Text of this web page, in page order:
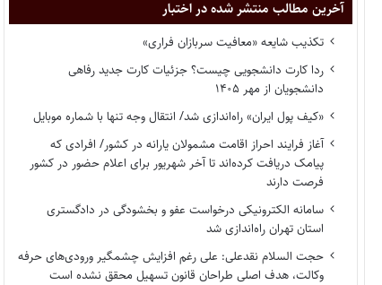
آخرین مطالب منتشر شده در اختبار
تکذیب شایعه «معافیت سربازان فراری»
ردا کارت دانشجویی چیست؟ جزئیات کارت جدید رفاهی
دانشجویان از مهر ۱۴۰۵
«کیف پول ایران» راه‌اندازی شد/ انتقال وجه تنها با شماره موبایل
آغاز فرایند احراز اقامت مشمولان یارانه در کشور/ افرادی که
پیامک دریافت کرده‌اند تا آخر شهریور برای اعلام حضور در کشور
فرصت دارند
سامانه الکترونیکی درخواست عفو و بخشودگی در دادگستری
استان تهران راه‌اندازی شد
حجت السلام نقدعلی: علی رغم افزایش چشمگیر ورودی‌های حرفه
وکالت، هدف اصلی طراحان قانون تسهیل محقق نشده است